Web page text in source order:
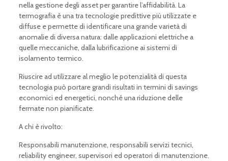
nella gestione degli asset per garantire l’affidabilità. La
termografia è una tra tecnologie predittive più utilizzate e
diffuse e permette di identificare una grande varietà di
anomalie di diversa natura: dalle applicazioni elettriche a
quelle meccaniche, dalla lubrificazione ai sistemi di
isolamento termico.
Riuscire ad utilizzare al meglio le potenzialità di questa
tecnologia può portare grandi risultati in termini di savings
economici ed energetici, nonché una riduzione delle
fermate non pianificate.
A chi è rivolto:
Responsabili manutenzione, responsabili servizi tecnici,
reliability engineer, supervisori ed operatori di manutenzione.